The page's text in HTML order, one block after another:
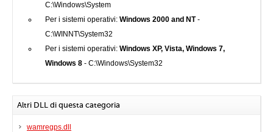
C:\Windows\System
Per i sistemi operativi: Windows 2000 and NT-
C:\WINNT\System32
Per i sistemi operativi: Windows XP, Vista, Windows 7,
Windows 8 - C:\Windows\System32
Altri DLL di questa categoria
wamregps.dll